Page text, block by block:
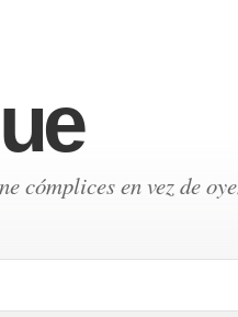
cómplices en vez de